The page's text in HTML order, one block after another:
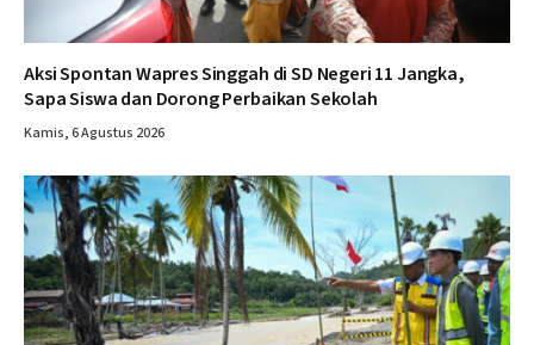
Aksi Spontan Wapres Singgah di SD Negeri 11 Jangka,
Sapa Siswa dan Dorong Perbaikan Sekolah
Kamis, 6 Agustus 2026